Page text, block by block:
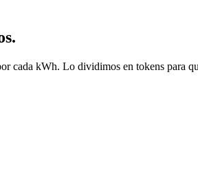
cada kWh. Lo dividimos en tokens para